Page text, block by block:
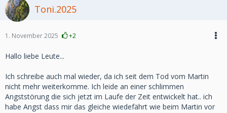
Toni.2025
1. November 2025 +2
Hallo liebe Leute...
Ich schreibe auch mal wieder, da ich seit dem Tod vom Martin
nicht mehr weiterkomme. Ich leide an einer schlimmen
Angststörung die sich jetzt im Laufe der Zeit entwickelt hat.. ich
habe Angst dass mir das gleiche wiedefährt wie beim Martin vor